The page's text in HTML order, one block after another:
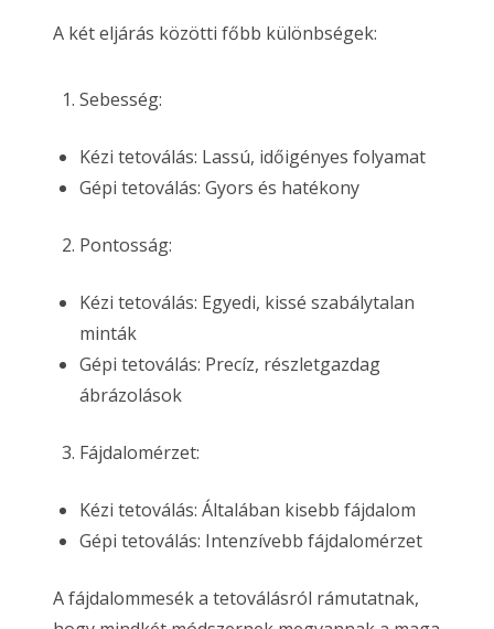
A két eljárás közötti főbb különbségek:
Sebesség:
Kézi tetoválás: Lassú, időigényes folyamat
Gépi tetoválás: Gyors és hatékony
Pontosság:
Kézi tetoválás: Egyedi, kissé szabálytalan
minták
Gépi tetoválás: Precíz, részletgazdag
ábrázolások
Fájdalomérzet:
Kézi tetoválás: Általában kisebb fájdalom
Gépi tetoválás: Intenzívebb fájdalomérzet
A fájdalommesék a tetoválásról rámutatnak,